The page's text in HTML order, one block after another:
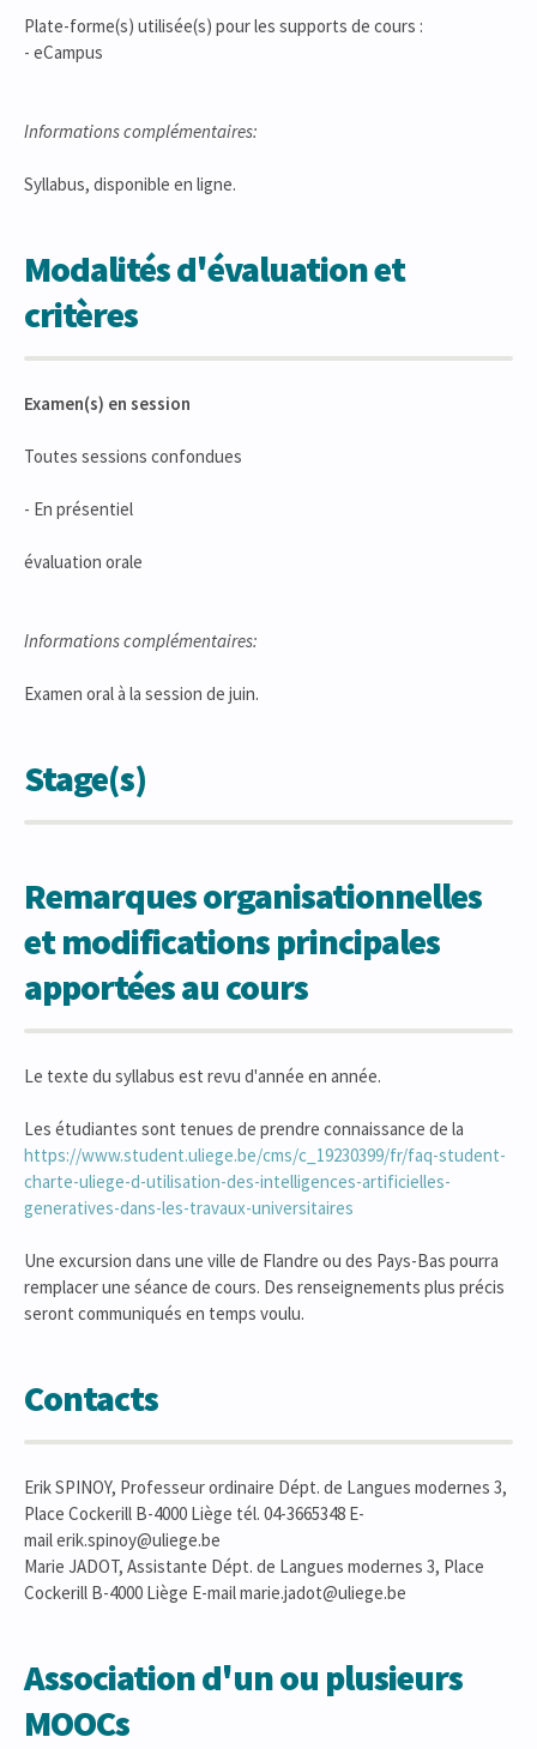
Plate-forme(s) utilisée(s) pour les supports de cours :
- eCampus
Informations complémentaires:
Syllabus, disponible en ligne.
Modalités d'évaluation et
critères
Examen(s) en session
Toutes sessions confondues
- En présentiel
évaluation orale
Informations complémentaires:
Examen oral à la session de juin.
Stage(s)
Remarques organisationnelles
et modifications principales
apportées au cours
Le texte du syllabus est revu d'année en année.
Les étudiantes sont tenues de prendre connaissance de la
https://www.student.uliege.be/cms/c_19230399/fr/faq-student-
charte-uliege-d-utilisation-des-intelligences-artificielles-
generatives-dans-les-travaux-universitaires
Une excursion dans une ville de Flandre ou des Pays-Bas pourra
remplacer une séance de cours. Des renseignements plus précis
seront communiqués en temps voulu.
Contacts
Erik SPINOY, Professeur ordinaire Dépt. de Langues modernes 3,
Place Cockerill B-4000 Liège tél. 04-3665348 E-
mail erik.spinoy@uliege.be
Marie JADOT, Assistante Dépt. de Langues modernes 3, Place
Cockerill B-4000 Liège E-mail marie.jadot@uliege.be
Association d'un ou plusieurs
MOOCs